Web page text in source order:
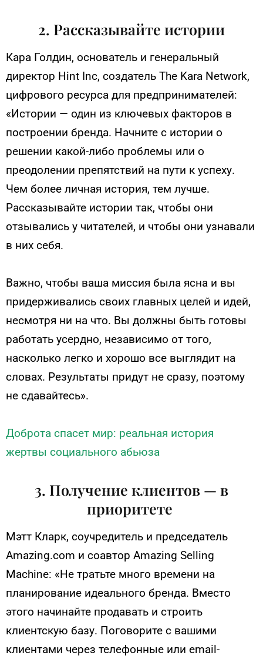
2. Рассказывайте истории
Кара Голдин, основатель и генеральный
директор Hint Inc, создатель The Kara Network,
цифрового ресурса для предпринимателей:
«Истории — один из ключевых факторов в
построении бренда. Начните с истории о
решении какой-либо проблемы или о
преодолении препятствий на пути к успеху.
Чем более личная история, тем лучше.
Рассказывайте истории так, чтобы они
отзывались у читателей, и чтобы они узнавали
в них себя.
Важно, чтобы ваша миссия была ясна и вы
придерживались своих главных целей и идей,
несмотря ни на что. Вы должны быть готовы
работать усердно, независимо от того,
насколько легко и хорошо все выглядит на
словах. Результаты придут не сразу, поэтому
не сдавайтесь».
Доброта спасет мир: реальная история
жертвы социального абьюза
3. Получение клиентов — в
приоритете
Мэтт Кларк, соучредитель и председатель
Amazing.com и соавтор Amazing Selling
Machine: «Не тратьте много времени на
планирование идеального бренда. Вместо
этого начинайте продавать и строить
клиентскую базу. Поговорите с вашими
клиентами через телефонные или email-